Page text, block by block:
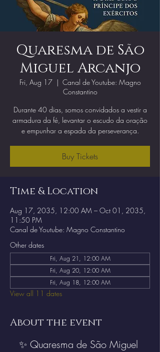
Quaresma de São
Miguel Arcanjo
Fri, Aug 17
  |
Canal de Youtube: Magno
Constantino
Durante 40 dias, somos convidados a vestir a
armadura da fé, levantar o escudo da oração
e empunhar a espada da perseverança.
Buy Tickets
Time & Location
Aug 17, 2035, 12:00 AM – Oct 01, 2035,
11:50 PM
Canal de Youtube: Magno Constantino
Other dates
Fri, Aug 21, 12:00 AM
Fri, Aug 20, 12:00 AM
Fri, Aug 18, 12:00 AM
View all 11 dates
About the event
✨ Quaresma de São Miguel